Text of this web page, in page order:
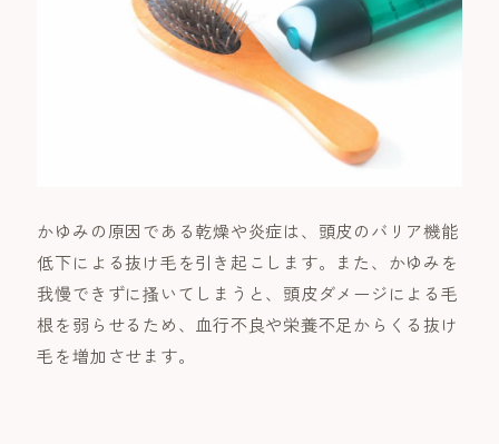
かゆみの原因である乾燥や炎症は、頭皮のバリア機能
低下による抜け毛を引き起こします。また、かゆみを
我慢できずに搔いてしまうと、頭皮ダメージによる毛
根を弱らせるため、血行不良や栄養不足からくる抜け
毛を増加させます。